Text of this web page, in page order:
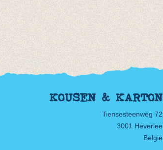
KOUSEN & KARTON
Tiensesteenweg 72
3001 Heverlee
België